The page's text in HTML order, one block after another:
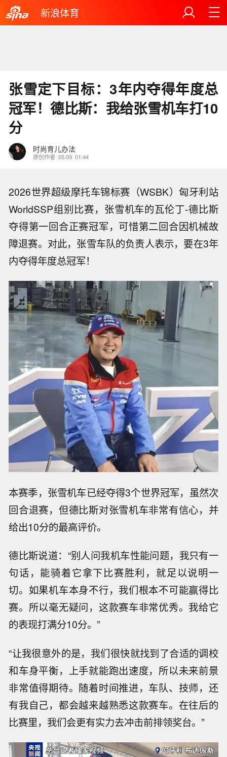
新浪体育
张雪定下目标：3年内夺得年度总
冠军！德比斯：我给张雪机车打10
分
时尚育儿办法
原创作者 05.09 01:44
2026世界超级摩托车锦标赛（WSBK）匈牙利站
WorldSSP组别比赛， 张雪机车的瓦伦丁-德比斯
夺得第一回合正赛冠军，可惜第二回合因机械故
障退赛。对此，张雪车队的负责人表示，要在3年
内夺得年度总冠军！
本赛季，张雪机车已经夺得3个世界冠军，虽然次
回合退赛，但德比斯对张雪机车非常有信心，并
给出10分的最高评价。
德比斯说道：“别人问我机车性能问题，我只有一
句话，能骑着它拿下比赛胜利，就足以说明一
切。如果机车本身不行，我们根本不可能赢得比
赛。所以毫无疑问，这款赛车非常优秀。我给它
的表现打满分10分。”
“让我很意外的是，我们很快就找到了合适的调校
和车身平衡，上手就能跑出速度，所以未来前景
非常值得期待。随着时间推进，车队、技师，还
有我自己，都会越来越熟悉这款赛车。在往后的
比赛里，我们会更有实力去冲击前排领奖台。”